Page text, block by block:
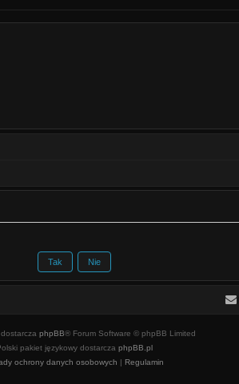
phpBB® Forum Software © phpBB Limited
pakiet językowy dostarcza phpBB.pl
ochrony danych osobowych | Regulamin